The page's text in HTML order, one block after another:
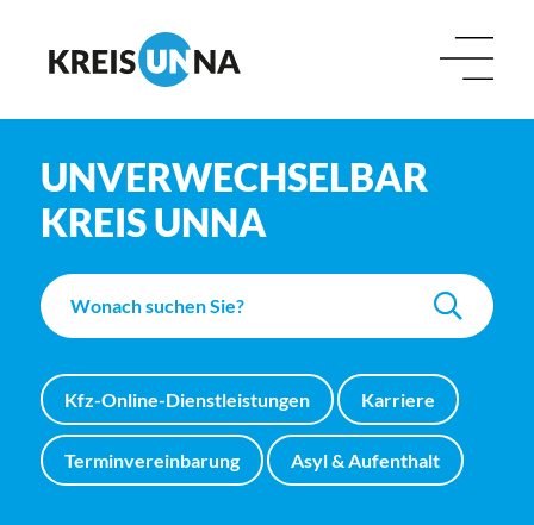
UNVERWECHSELBAR
KREIS UNNA
Kfz-Online-Dienstleistungen Karriere
Terminvereinbarung Asyl & Aufenthalt